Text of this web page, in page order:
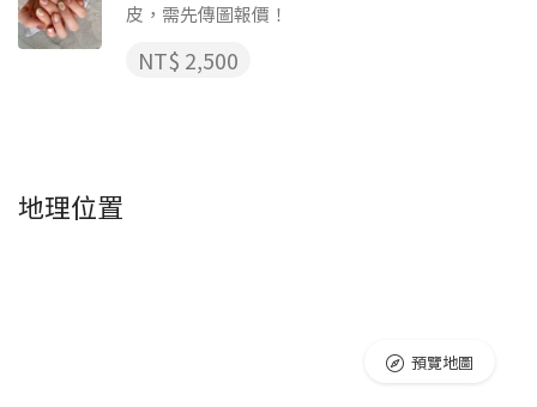
皮，需先傳圖報價！
NT$ 2,500
地理位置
預覽地圖